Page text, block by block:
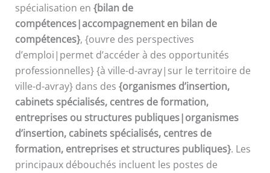
spécialisation en {bilan de
compétences|accompagnement en bilan de
compétences}, {ouvre des perspectives
d’emploi|permet d’accéder à des opportunités
professionnelles} {à ville-d-avray|sur le territoire de
ville-d-avray} dans des {organismes d’insertion,
cabinets spécialisés, centres de formation,
entreprises ou structures publiques|organismes
d’insertion, cabinets spécialisés, centres de
formation, entreprises et structures publiques}. Les
principaux débouchés incluent les postes de